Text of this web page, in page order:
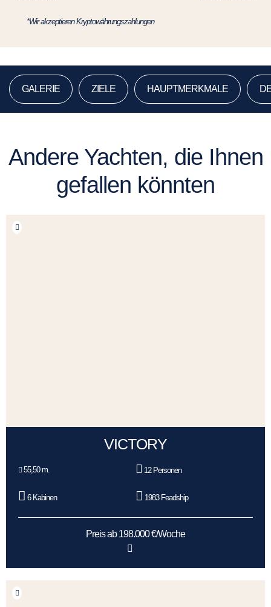
*Wir akzeptieren Kryptowährungszahlungen
GALERIE ZIELE HAUPTMERKMALE
Andere Yachten, die Ihnen
gefallen könnten
VICTORY
55,50 m. 12 Personen
6 Kabinen 1983 Feadship
Preis ab 198.000 €/Woche